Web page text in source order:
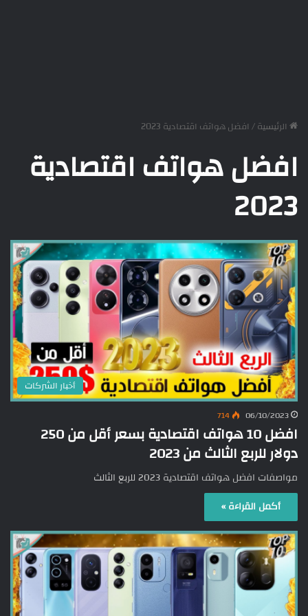
الرئيسية/ افضل هواتف اقتصادية 2023
افضل هواتف اقتصادية
2023
أخبار الشركات
06/10/2023
714
افضل 10 هواتف اقتصادية بسعر أقل من 250
دولار للربع الثالث من 2023
مواصفات افضل هواتف اقتصادية 2023 للربع الثالث
أكمل القراءة »